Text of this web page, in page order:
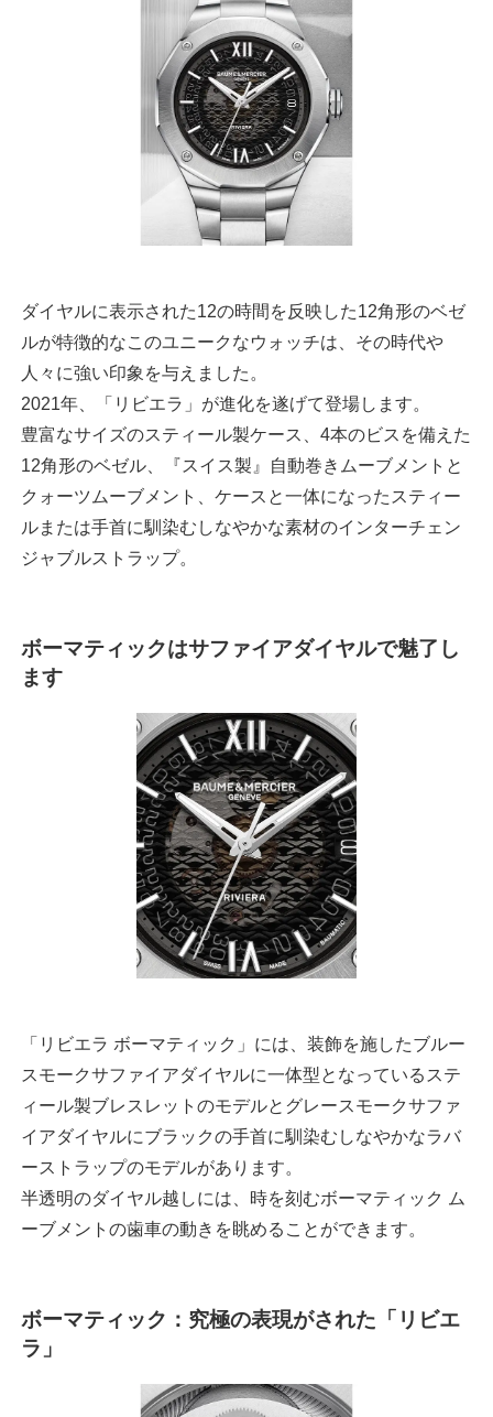
ダイヤルに表示された12の時間を反映した12角形のベゼ
ルが特徴的なこのユニークなウォッチは、その時代や
人々に強い印象を与えました。
2021年、「リビエラ」が進化を遂げて登場します。
豊富なサイズのスティール製ケース、4本のビスを備えた
12角形のベゼル、『スイス製』自動巻きムーブメントと
クォーツムーブメント、ケースと一体になったスティー
ルまたは手首に馴染むしなやかな素材のインターチェン
ジャブルストラップ。
ボーマティックはサファイアダイヤルで魅了し
ます
「リビエラ ボーマティック」には、装飾を施したブルー
スモークサファイアダイヤルに一体型となっているステ
ィール製ブレスレットのモデルとグレースモークサファ
イアダイヤルにブラックの手首に馴染むしなやかなラバ
ーストラップのモデルがあります。
半透明のダイヤル越しには、時を刻むボーマティック ム
ーブメントの歯車の動きを眺めることができます。
ボーマティック：究極の表現がされた「リビエ
ラ」